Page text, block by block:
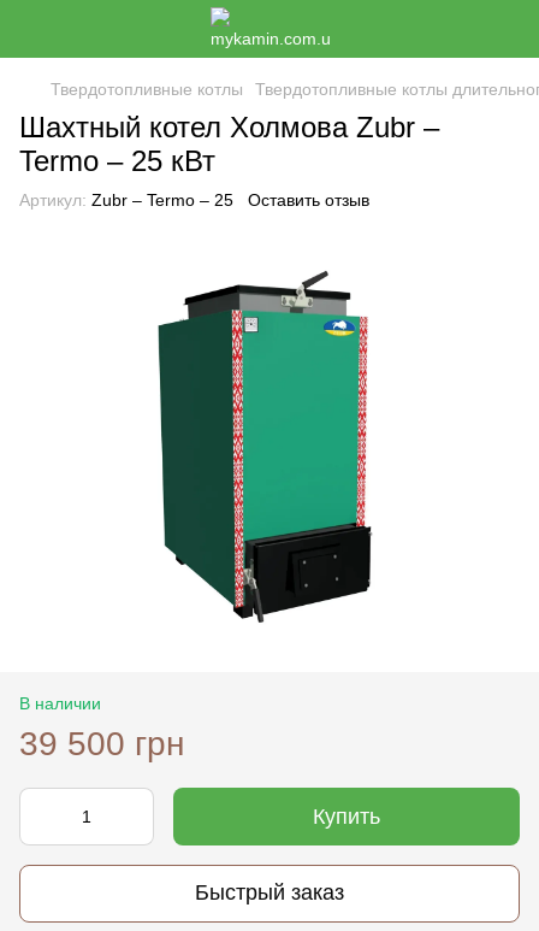
Твердотопливные котлы Твердотопливные котлы
Шахтный котел Холмова Zubr –
Termo – 25 кВт
Артикул: Zubr – Termo – 25 Оставить отзыв
В наличии
39 500 грн
Купить
Быстрый заказ